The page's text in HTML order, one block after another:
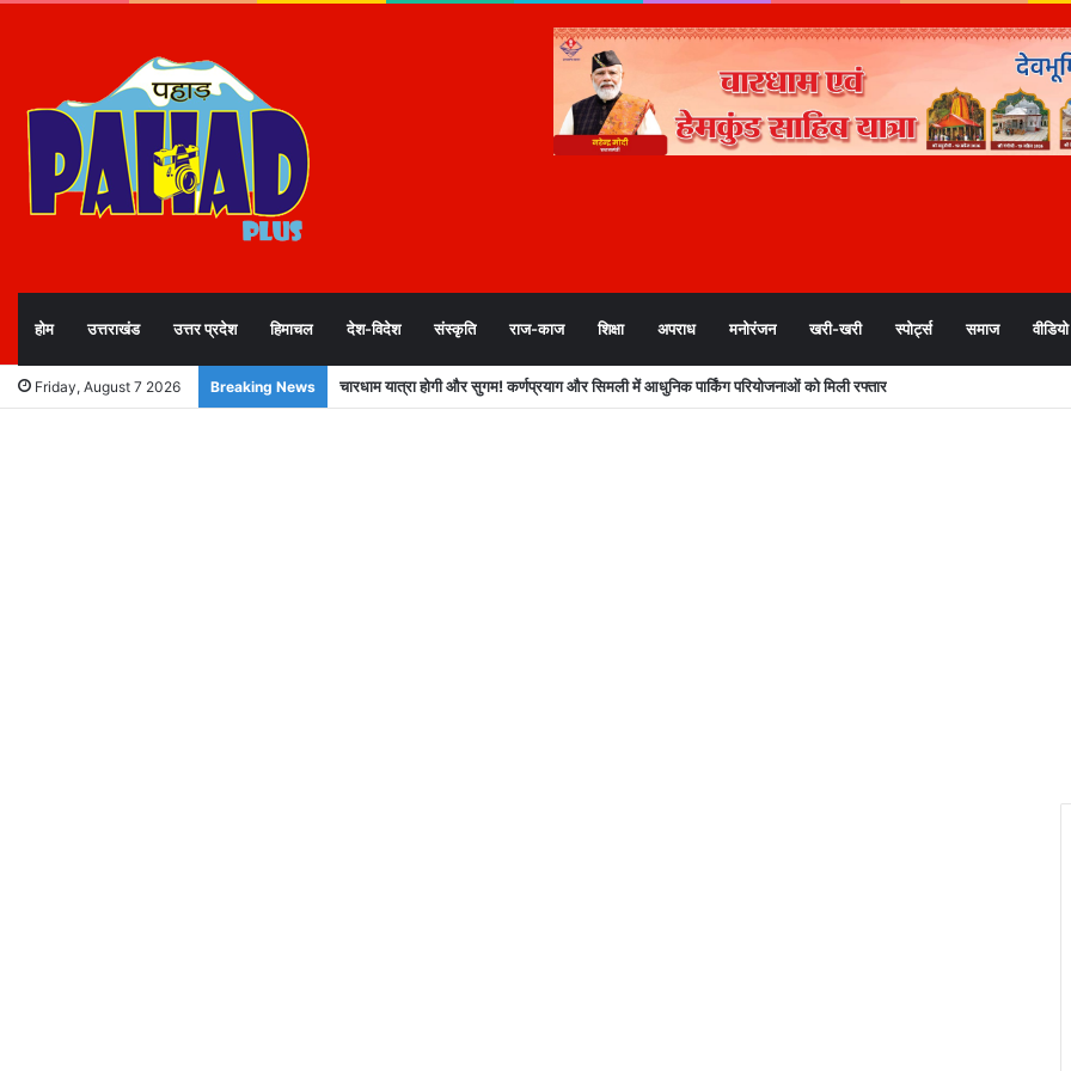
होम उत्तराखंड उत्तर प्रदेश हिमाचल देश-विदेश संस्कृति राज-काज शिक्षा अपराध मनोरंजन खरी-खरी स्पोर्ट्स समाज वीडियो
Friday, August 7 2026 Breaking News उत्तराखंड में विसंगति, अनमैप्ड मतदाताओं की सुनवाई जारी, सीईओ पुरुषोत्तम ने प्रेस कांफ्रेंस कर दी ये जानकारी